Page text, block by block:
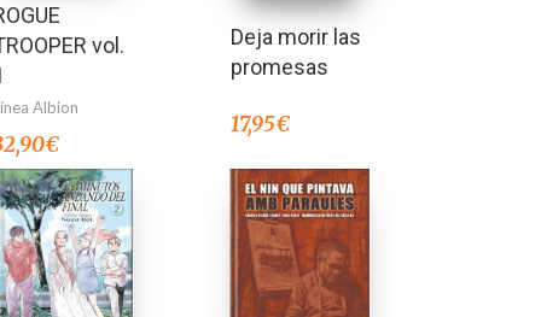
vol.
Albion
€
Deja morir las
promesas
17,95€